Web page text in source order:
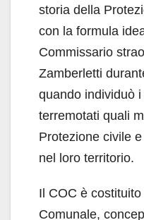
storia della
con la formula
Commissario
Zamberletti
quando individuò
terremotati quali
Protezione civile
nel loro territorio.
Il COC è
Comunale,